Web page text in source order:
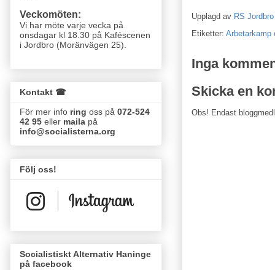
Upplagd av RS Jordbro
Etiketter: Arbetarkamp
Inga
Skicka en
Obs! Endast
Veckomöten:
Vi har möte varje vecka på
onsdagar kl 18.30 på Kaféscenen
i Jordbro (Moränvägen 25)
Kontakt ☎
För mer info ring oss på 072-524
42 95 eller maila på
info@socialisterna.org
Följ oss!
Socialistiskt Alternativ Haninge
på facebook